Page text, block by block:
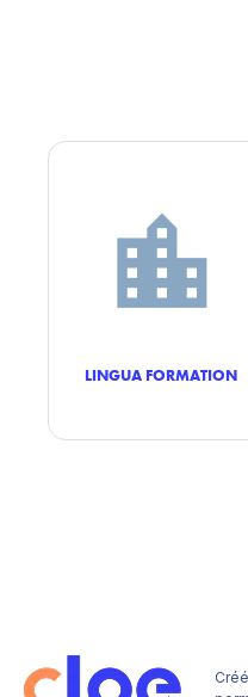
LINGUA FORMATION